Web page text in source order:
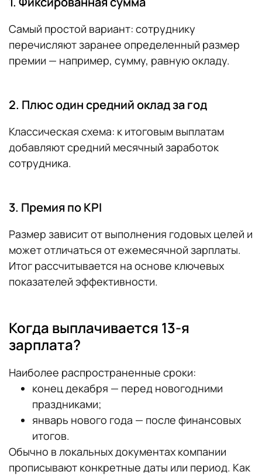
Самый простой вариант: сотруднику
перечисляют заранее определенный размер
премии — например, сумму, равную окладу.
2. Плюс один средний оклад за год
Классическая схема: к итоговым выплатам
добавляют средний месячный заработок
сотрудника.
3. Премия по KPI
Размер зависит от выполнения годовых целей и
может отличаться от ежемесячной зарплаты.
Итог рассчитывается на основе ключевых
показателей эффективности.
Когда выплачивается 13-я
зарплата?
Наиболее распространенные сроки:
конец декабря — перед новогодними
праздниками;
январь нового года — после финансовых
итогов.
Обычно в локальных документах компании
прописывают конкретные даты или период. Как